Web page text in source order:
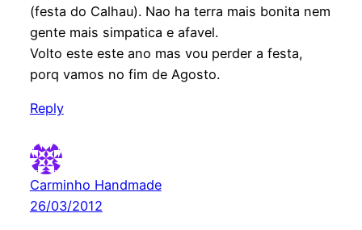
(festa do Calhau). Nao ha terra mais bonita nem
gente mais simpatica e afavel.
Volto este este ano mas vou perder a festa,
porq vamos no fim de Agosto.
Reply
Carminho Handmade
26/03/2012